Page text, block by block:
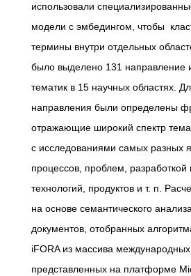
использовали
модели с эмбедингом, чтобы
термины внутри отдельных
было выделено 131 направление
тематик в 15 научных областях.
направления были определены
отражающие широкий спектр
с исследованиями самых разных
процессов, проблем, разработкой
технологий, продуктов и т. п.
на основе семантического
документов, отобранных
iFORA из массива
представленных на платформе